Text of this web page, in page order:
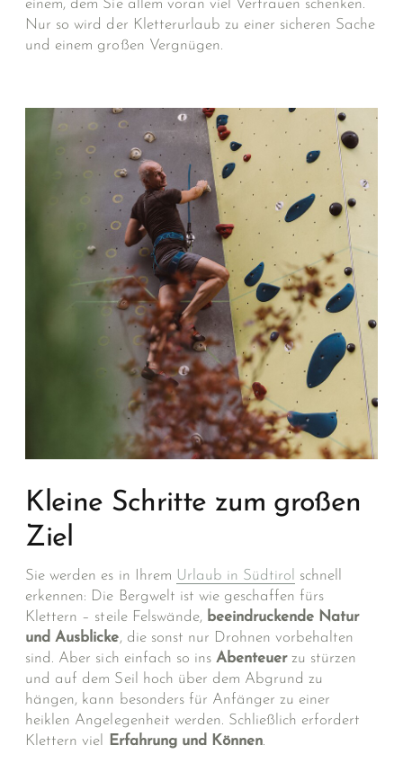
einem, dem Sie allem voran viel Vertrauen schenken.
Nur so wird der Kletterurlaub zu einer sicheren Sache
und einem großen Vergnügen.
Kleine Schritte zum großen
Ziel
Sie werden es in Ihrem Urlaub in Südtirol
schnell
erkennen: Die Bergwelt ist wie geschaffen fürs
Klettern – steile Felswände, beeindruckende Natur
und Ausblicke, die sonst nur Drohnen vorbehalten
sind. Aber sich einfach so ins Abenteuerzu stürzen
und auf dem Seil hoch über dem Abgrund zu
hängen, kann besonders für Anfänger zu einer
heiklen Angelegenheit werden. Schließlich erfordert
Klettern viel
Erfahrung und Können.